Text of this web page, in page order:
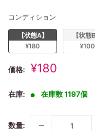
コンディション
【状態A】
¥180
【状態B
¥100
価格:
販
価
¥180
在庫: 在庫数 1197個
数量: